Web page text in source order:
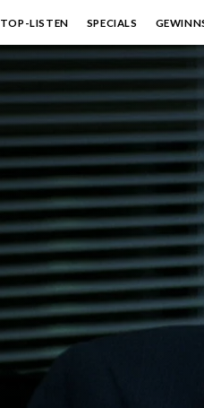
TOP-LISTEN SPECIALS